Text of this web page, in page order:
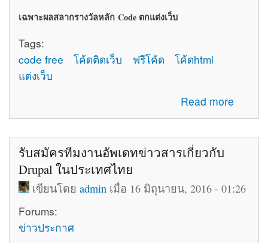
เฉพาะผลสลากรางวัลหลัก Code ตกแต่งเว็บ
Tags:
code free
โค้ดติดเว็บ ฟรีโค้ด
โค้ดhtml
แต่งเว็บ
Read more
about โค้ดติดเว็บฟรี html โค้ดแต่งเว็บไซต์ blogger ร้านค้า
ให้สวยงาม
รับสมัครทีมงานอัพเดทข่าวสารเกี่ยวกับ
Drupal ในประเทศไทย
เขียนโดยadmin เมื่อ 16 มิถุนายน, 2016 - 01:26
Forums:
ข่าวประกาศ